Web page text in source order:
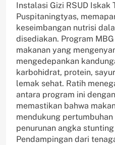
Instalasi Gizi RSUD Iskak
Puspitaningtyas,
keseimbangan nutrisi
disediakan. Program
makanan yang
mengedepankan
karbohidrat, protein,
lemak sehat. Ratih
antara program ini
memastikan bahwa
mendukung
penurunan angka
Pendampingan dari